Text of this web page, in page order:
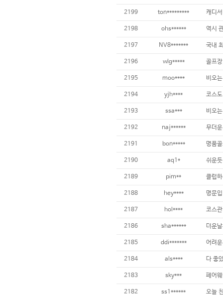
2199 ton********* 캐디
2198 ohs****** 역시
2197 NV8*******
2196 wlg***** 골프
2195 moo****
2194 yjh****
2193 ssa***
2192 naj******
2191 bon*****
2190 aq1*
2189 pim**
2188 hey****
2187 hol****
2186 sha******
2185 ddi*******
2184 als**** 다 좋
2183 sky***
2182 ss1******